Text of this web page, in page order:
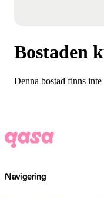
Bostaden
Denna bostad finns inte
Navigering